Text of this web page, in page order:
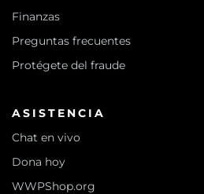
Finanzas
Preguntas frecuentes
Protégete del fraude
ASISTENCIA
Chat en vivo
Dona hoy
WWPShop.org